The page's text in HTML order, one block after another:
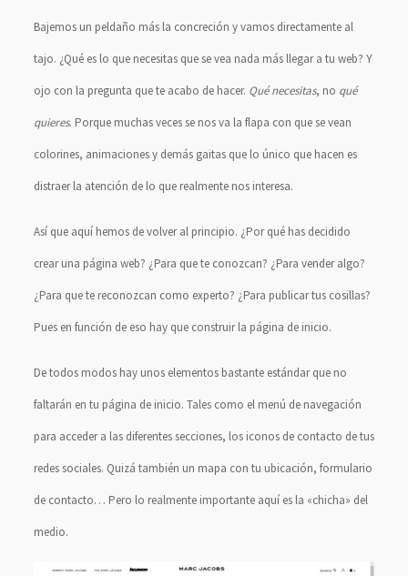
Bajemos un peldaño más la concreción y vamos directamente al
tajo. ¿Qué es lo que necesitas que se vea nada más llegar a tu web? Y
ojo con la pregunta que te acabo de hacer. Qué necesitas, no qué
quieres. Porque muchas veces se nos va la flapa con que se vean
colorines, animaciones y demás gaitas que lo único que hacen es
distraer la atención de lo que realmente nos interesa.
Así que aquí hemos de volver al principio. ¿Por qué has decidido
crear una página web? ¿Para que te conozcan? ¿Para vender algo?
¿Para que te reconozcan como experto? ¿Para publicar tus cosillas?
Pues en función de eso hay que construir la página de inicio.
De todos modos hay unos elementos bastante estándar que no
faltarán en tu página de inicio. Tales como el menú de navegación
para acceder a las diferentes secciones, los iconos de contacto de tus
redes sociales. Quizá también un mapa con tu ubicación, formulario
de contacto… Pero lo realmente importante aquí es la «chicha» del
medio.